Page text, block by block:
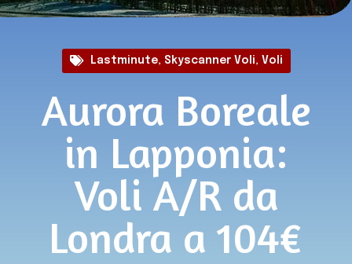
Lastminute, Skyscanner Voli, Voli
Aurora Boreale
in Lapponia:
Voli A/R da
Londra a 104€